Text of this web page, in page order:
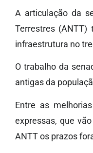
A articulação da
Terrestres
infraestrutura no
O trabalho da
antigas da
Entre as
expressas, que
ANTT os prazos